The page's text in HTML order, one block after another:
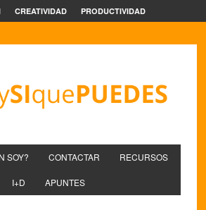
CREATIVIDAD PRODUCTIVIDAD
SOY? CONTACTAR RECURSOS
I+D APUNTES